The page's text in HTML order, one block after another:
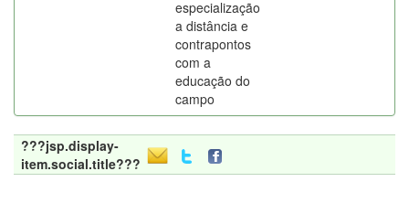
especialização
a distância e
contrapontos
com a
educação do
campo
???jsp.display-
item.social.title???